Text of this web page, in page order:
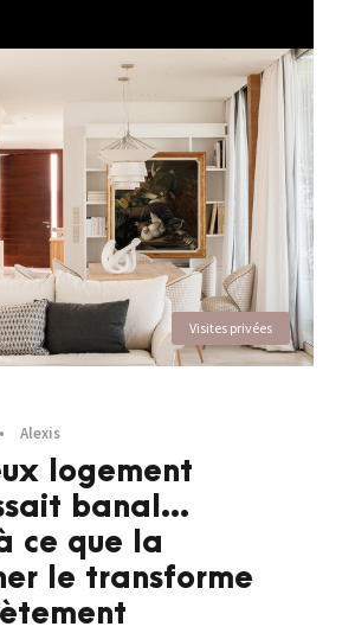
Visites privées
• Alexis
logement
banal…
ce que la
le transforme